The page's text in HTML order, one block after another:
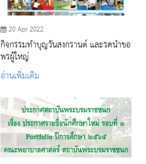
20 Apr 2022
กิจกรรมทําบุญวันสงกรานต์ และรดน้ำขอ
พรผู้ใหญ่
อ่านเพิ่มเติม